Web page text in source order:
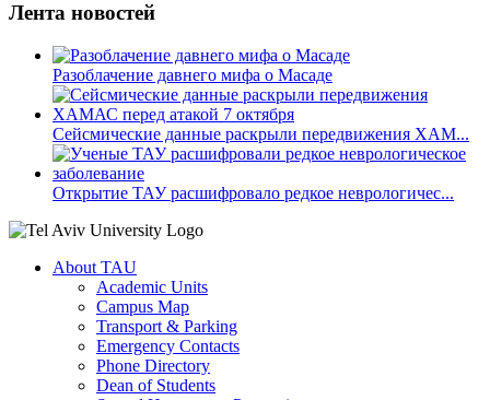
Лента новостей
Разоблачение давнего мифа о Масаде
Сейсмические данные раскрыли передвижения ХАМ...
Открытие ТАУ расшифровало редкое неврологичес...
About TAU
Academic Units
Campus Map
Transport & Parking
Emergency Contacts
Phone Directory
Dean of Students